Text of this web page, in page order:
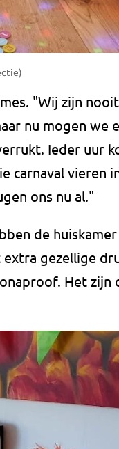
"Wij zijn nooit
nu mogen we
Ieder uur
carnaval vieren
ons nu al."
de huiskamer
gezellige
Het zijn